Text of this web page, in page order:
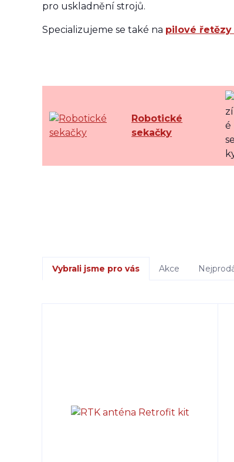
pro uskladnění strojů.
Specializujeme se také na pilové
Robotické
sekačky
Vybrali jsme pro vás Akce